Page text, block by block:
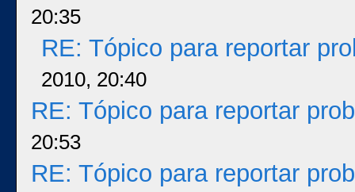
20:35
RE: Tópico para reportar
2010, 20:40
RE: Tópico para reportar
20:53
RE: Tópico para reportar